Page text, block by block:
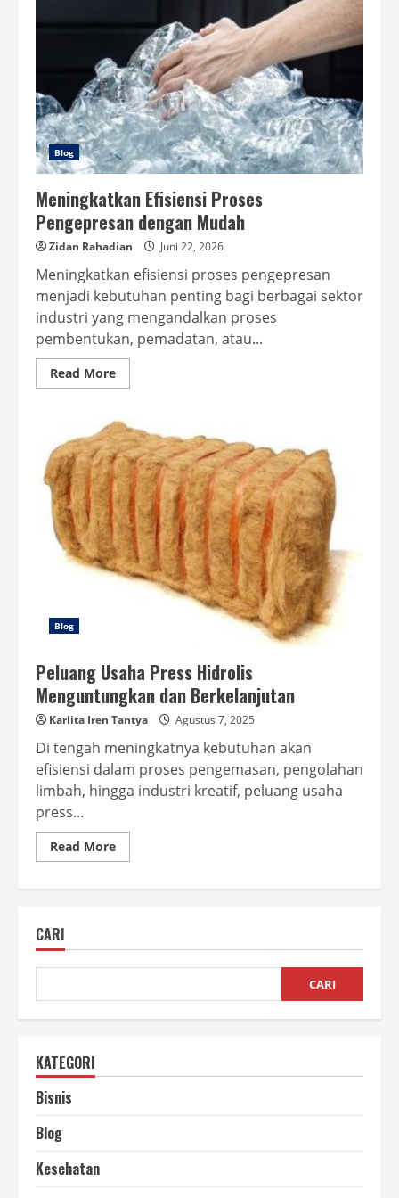
Blog
Meningkatkan Efisiensi Proses
Pengepresan dengan Mudah
Zidan Rahadian Juni 22, 2026
Meningkatkan efisiensi proses pengepresan
menjadi kebutuhan penting bagi berbagai sektor
industri yang mengandalkan proses
pembentukan, pemadatan, atau...
Read MoreRead
more
Efisiensi
Proses
Pengepresan
dengan
Mudah
Blog
Peluang Usaha Press Hidrolis
Menguntungkan dan Berkelanjutan
Karlita Iren Tantya Agustus 7, 2025
Di tengah meningkatnya kebutuhan akan
efisiensi dalam proses pengemasan, pengolahan
limbah, hingga industri kreatif, peluang usaha
press...
Read MoreRead
more
dan
CARI
CARI
KATEGORI
Bisnis
Blog
Kesehatan